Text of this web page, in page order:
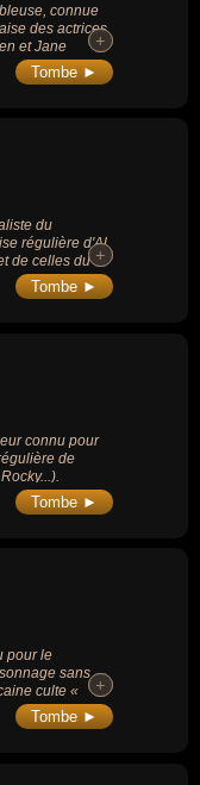
connue
des actrices
et Jane
voix françaises
Jane Fonda
Ewing dans la
de
la série Drôles
de Shyrka
31.
+
+
Tombe ►
du
régulière d'Al
de celles du
des
que Victor
» (2006-
Watch Dogs »
de Torbjörn
+
+
Tombe ►
connu pour
de
Tombe ►
pour le
sans
culte «
+
+
Tombe ►